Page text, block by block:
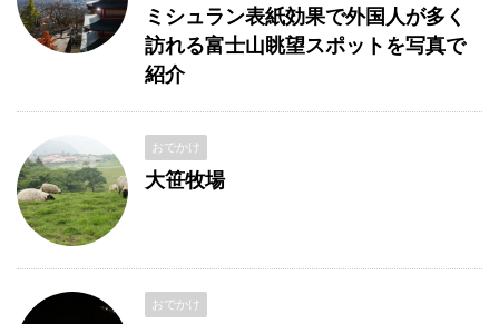
ミシュラン表紙効果で外国人が多く
訪れる富士山眺望スポットを写真で
紹介
おでかけ
大笹牧場
おでかけ